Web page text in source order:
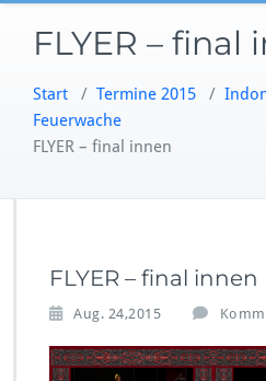
FLYER – final
Start / Termine 2015 /
Feuerwache
FLYER – final innen
FLYER – final innen
Aug. 24,2015